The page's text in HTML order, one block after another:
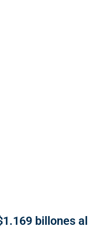
billones al